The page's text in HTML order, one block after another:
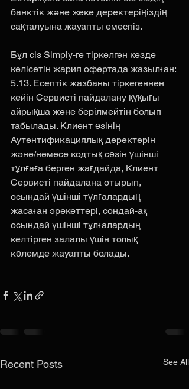
банктік және жеке деректеріңіздің
сақталуына жауапты емеспіз.
Бұл сіз Simply-ге тіркелген кезде
келісетін жария офертада жазылған:
5.13. Есептік жазбаны тіркегеннен
кейін Сервисті пайдалану құқығы
айрықша және берілмейтін болып
табылады. Клиент өзінің
Аутентификациялық деректерін
және/немесе кодтық сөзін үшінші
тұлғаға берген жағдайда, Клиент
Сервисті пайдалана отырып,
осындай үшінші тұлғалардың
жасаған әрекеттері, сондай-ақ
осындай үшінші тұлғалардың
келтірген залалы үшін толық
көлемде жауапты болады.
Recent Posts See All